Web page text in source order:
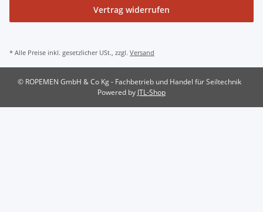
Vertrag widerrufen
* Alle Preise inkl. gesetzlicher USt., zzgl. Versand
© ROPEMEN GmbH & Co Kg - Fachbetrieb und Handel für Seiltechnik
Powered by JTL-Shop